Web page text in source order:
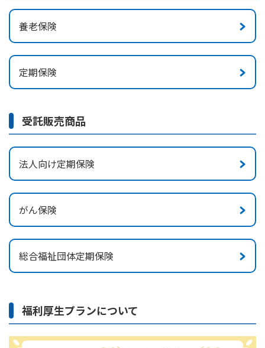
養老保険
定期保険
受託販売商品
法人向け定期保険
がん保険
総合福祉団体定期保険
福利厚生プランについて